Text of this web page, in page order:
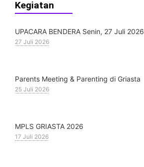
Kegiatan
UPACARA BENDERA Senin, 27 Juli 2026
27 Juli 2026
Parents Meeting & Parenting di Griasta
25 Juli 2026
MPLS GRIASTA 2026
17 Juli 2026